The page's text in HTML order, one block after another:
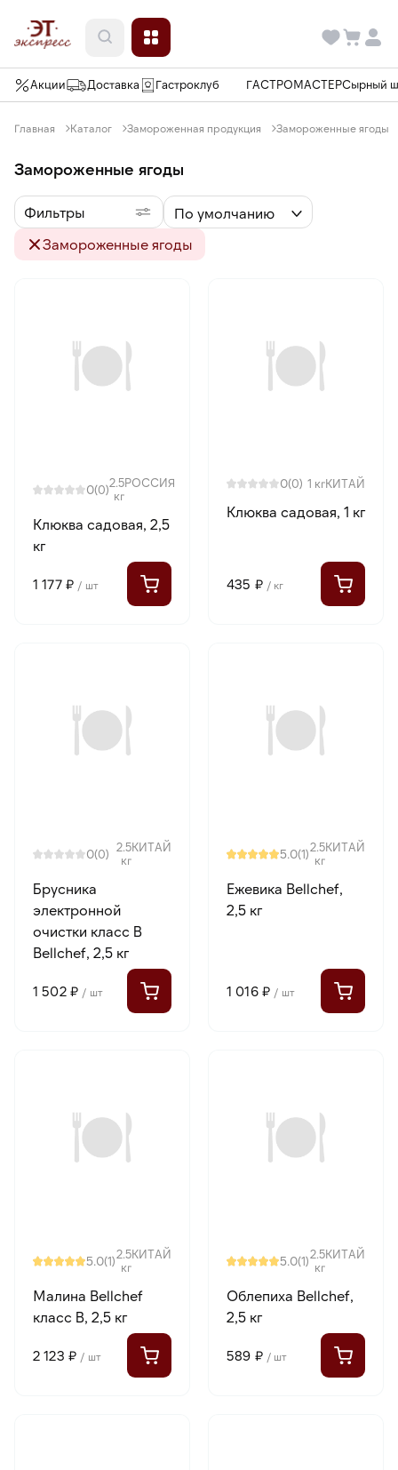
Акции Доставка Гастроклуб ГАСТРОМАСТЕРСырный
Главная Каталог Замороженная продукция Замороженные ягоды
Замороженные ягоды
Фильтры
По умолчанию
Замороженные ягоды
0(0)2.5
кг
РОССИЯ
Клюква садовая, 2,5
кг
1 177 ₽ / шт
0(0) 1 кгКИТАЙ
Клюква садовая, 1 кг
435 ₽ / кг
0(0) 2.5
кг
КИТАЙ
Брусника
электронной
очистки класс В
Bellсhef, 2,5 кг
1 502 ₽ / шт
5.0(1)2.5
кг
КИТАЙ
Ежевика Bellсhef,
2,5 кг
1 016 ₽ / шт
5.0(1)2.5
кг
КИТАЙ
Малина Bellсhef
класс В, 2,5 кг
2 123 ₽ / шт
5.0(1)2.5
кг
КИТАЙ
Облепиха Bellсhef,
2,5 кг
589 ₽ / шт